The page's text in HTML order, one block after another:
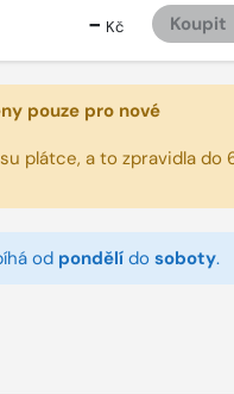
- Kč Koupit
pouze pro nové
plátce, a to zpravidla do
od pondělído soboty.